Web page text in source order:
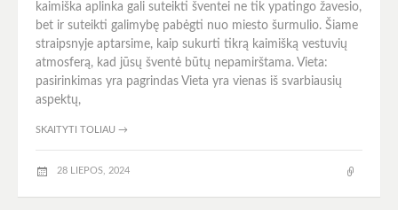
kaimiška aplinka gali suteikti šventei ne tik ypatingo žavesio,
bet ir suteikti galimybę pabėgti nuo miesto šurmulio. Šiame
straipsnyje aptarsime, kaip sukurti tikrą kaimišką vestuvių
atmosferą, kad jūsų šventė būtų nepamirštama. Vieta:
pasirinkimas yra pagrindas Vieta yra vienas iš svarbiausių
aspektų,
SKAITYTI TOLIAU →
28 LIEPOS, 2024